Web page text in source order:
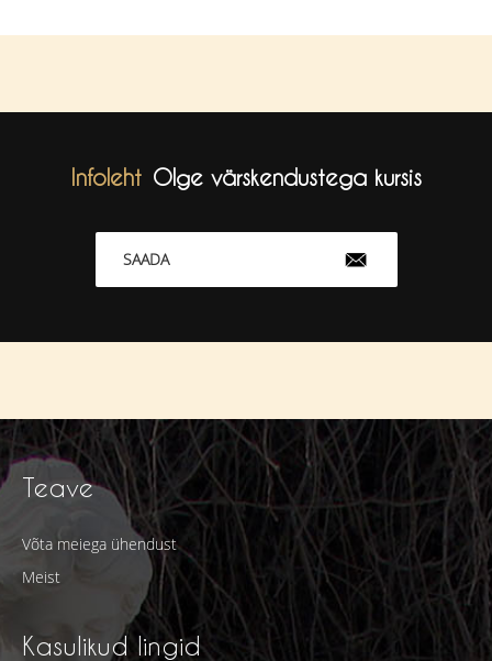
Infoleht Olge värskendustega kursis
SAADA
Teave
Võta meiega ühendust
Meist
Kasulikud lingid